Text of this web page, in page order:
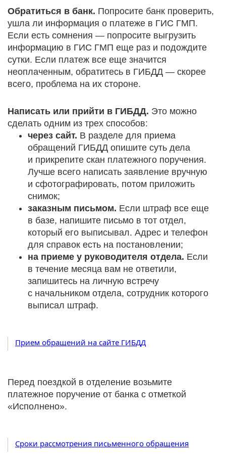
Обратиться в банк. Попросите банк проверить,
ушла ли информация о платеже в ГИС ГМП.
Если есть сомнения — попросите выгрузить
информацию в ГИС ГМП еще раз и подождите
сутки. Если платеж все еще значится
неоплаченным, обратитесь в ГИБДД — скорее
всего, проблема на их стороне.
Написать или прийти в ГИБДД. Это можно
сделать одним из трех способов:
через сайт. В разделе для приема
обращений ГИБДД опишите суть дела
и прикрепите скан платежного поручения.
Лучше всего написать заявление вручную
и сфотографировать, потом приложить
снимок;
заказным письмом. Если штраф все еще
в базе, напишите письмо в тот отдел,
который его выписывал. Адрес и телефон
для справок есть на постановлении;
на приеме у руководителя отдела. Если
в течение месяца вам не ответили,
запишитесь на личную встречу
с начальником отдела, сотрудник которого
выписал штраф.
Прием обращений на сайте ГИБДД
Перед поездкой в отделение возьмите
платежное поручение от банка с отметкой
«Исполнено».
Сроки рассмотрения письменного обращения